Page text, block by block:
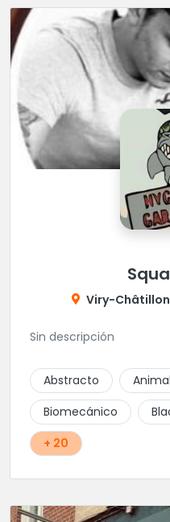
Viry-Châtillon
Sin descripción
Abstracto Animal
Biomecánico
+ 20